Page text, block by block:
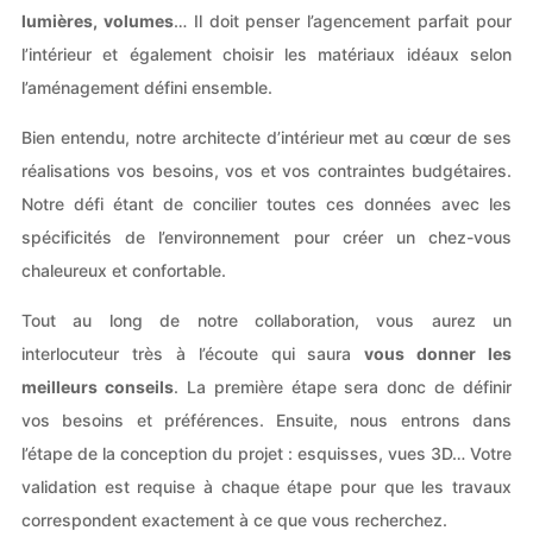
lumières, volumes… Il doit penser l’agencement parfait pour
l’intérieur et également choisir les matériaux idéaux selon
l’aménagement défini ensemble.
Bien entendu, notre architecte d’intérieur met au cœur de ses
réalisations vos besoins, vos et vos contraintes budgétaires.
Notre défi étant de concilier toutes ces données avec les
spécificités de l’environnement pour créer un chez-vous
chaleureux et confortable.
Tout au long de notre collaboration, vous aurez un
interlocuteur très à l’écoute qui sauravous donner les
meilleurs conseils. La première étape sera donc de définir
vos besoins et préférences. Ensuite, nous entrons dans
l’étape de la conception du projet : esquisses, vues 3D… Votre
validation est requise à chaque étape pour que les travaux
correspondent exactement à ce que vous recherchez.